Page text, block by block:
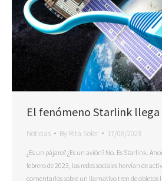
El fenómeno Starlink llega
Noticias By Rita Soler 17/08/2023
¿Es un pájaro? ¿Es un avión? No. Es Starlink.
febrero de 2023, las redes sociales hervían de
comentarios sobre un llamativo tren de objetos